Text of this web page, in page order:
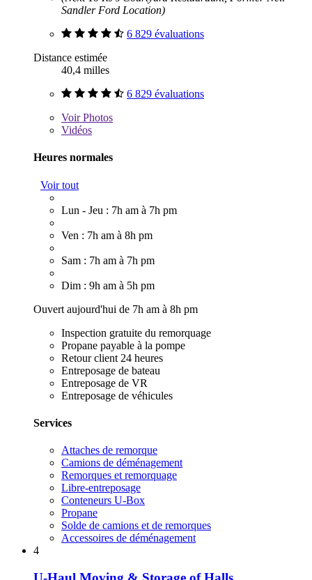
Sandler Ford Location)
6 829 évaluations
Distance estimée
40,4 milles
6 829 évaluations
VoirPhotos
Vidéos
Heures normales
Voir tout
Lun - Jeu : 7h am à 7h pm
Ven : 7h am à 8h pm
Sam : 7h am à 7h pm
Dim : 9h am à 5h pm
Ouvert aujourd'hui de 7h am à 8h pm
Inspection gratuite du remorquage
Propane payable à la pompe
Retour client 24 heures
Entreposage de bateau
Entreposage de VR
Entreposage de véhicules
Services
Attaches de remorque
Camions de déménagement
Remorques et remorquage
Libre-entreposage
Conteneurs U-Box
Propane
Solde de camions et de remorques
Accessoires de déménagement
4